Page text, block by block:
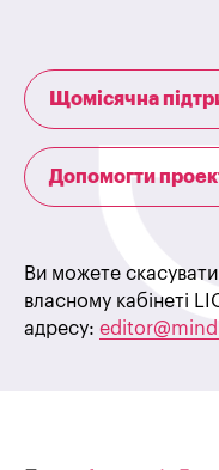
Щомісячна
Допомогти
Ви можете
власному кабінеті
адресу: